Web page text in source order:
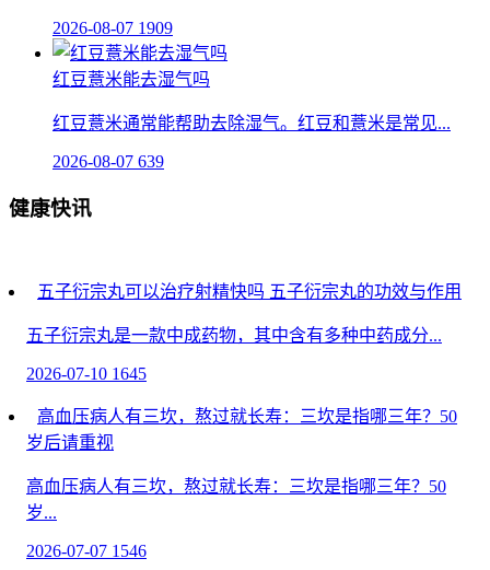
2026-08-07 1909
红豆薏米能去湿气吗
红豆薏米通常能帮助去除湿气。红豆和薏米是常见...
2026-08-07 639
健康快讯
五子衍宗丸可以治疗射精快吗 五子衍宗丸的功效与作用
五子衍宗丸是一款中成药物，其中含有多种中药成分...
2026-07-10 1645
高血压病人有三坎，熬过就长寿：三坎是指哪三年？50
岁后请重视
高血压病人有三坎，熬过就长寿：三坎是指哪三年？50
岁...
2026-07-07 1546